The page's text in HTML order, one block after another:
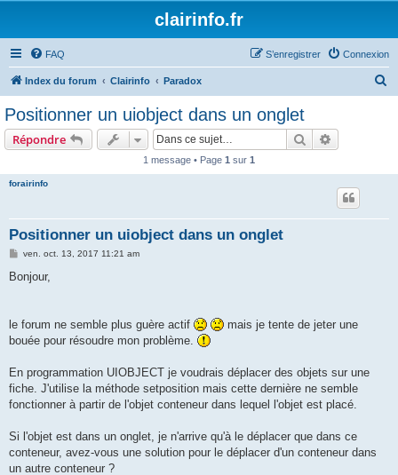
clairinfo.fr
FAQ Connexion
S’enregistrer
Index du forum Clairinfo Paradox
Positionner un uiobject dans un onglet
Répondre Rechercher
1 message • Page 1 sur 1
forairinfo
Positionner un uiobject dans un onglet
M
s
ven. oct. 13, 2017 11:21 am
Bonjour,
le forum ne semble plus guère actif
mais je tente de jeter une
bouée pour résoudre mon problème.
En programmation UIOBJECT je voudrais déplacer des objets sur une
fiche. J'utilise la méthode setposition mais cette dernière ne semble
fonctionner à partir de l'objet conteneur dans lequel l'objet est placé.
Si l'objet est dans un onglet, je n'arrive qu'à le déplacer que dans ce
conteneur, avez-vous une solution pour le déplacer d'un conteneur dans
un autre conteneur ?